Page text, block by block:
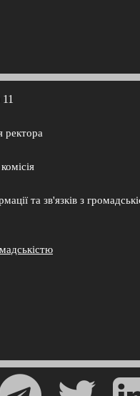
ректора
та зв'язків з